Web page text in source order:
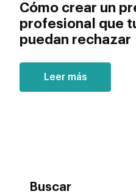
Cómo crear un
profesional que
puedan rechazar
Leer más
Buscar